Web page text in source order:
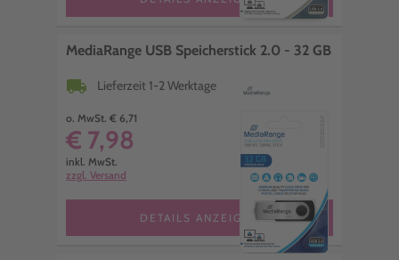
MediaRange USB Speicherstick 2.0 - 32 GB
local_shipping Lieferzeit 1-2 Werktage
o. MwSt. € 6,71
€ 7,98
inkl. MwSt.
zzgl. Versand
DETAILS ANZEIGEN